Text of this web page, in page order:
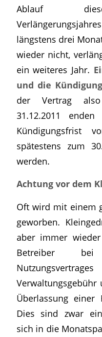
Ablauf
längstens drei
wieder nicht,
ein weiteres Jahr.
und die
der Vertrag
31.12.2011
Kündigungsfrist
spätestens zum
werden.
Achtung vor dem
Oft wird mit einem
geworben.
aber immer
Betreiber
Überlassung einer
Dies sind zwar
sich in die